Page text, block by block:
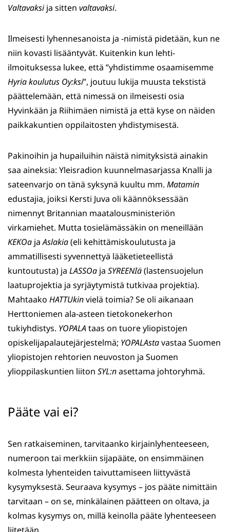
Valtavaksija sitten valtavaksi.
Ilmeisesti lyhennesanoista ja -nimistä pidetään, kun ne
niin kovasti lisääntyvät. Kuitenkin kun lehti-
ilmoituksessa lukee, että ”yhdistimme osaamisemme
Hyria koulutus Oy:ksi”, joutuu lukija muusta tekstistä
päättelemään, että nimessä on ilmeisesti osia
Hyvinkään ja Riihimäen nimistä ja että kyse on näiden
paikkakuntien oppilaitosten yhdistymisestä.
Pakinoihin ja hupailuihin näistä nimityksistä ainakin
saa aineksia: Yleisradion kuunnelmasarjassa Knalli ja
sateenvarjo on tänä syksynä kuultu mm. Matamin
edustajia, joiksi Kersti Juva oli käännöksessään
nimennyt Britannian maatalousministeriön
virkamiehet. Mutta tosielämässäkin on meneillään
KEKOa jaAslakia(eli kehittämiskoulutusta ja
ammatillisesti syvennettyä lääketieteellistä
kuntoutusta) ja LASSOa ja SYREENIä(lastensuojelun
laatuprojektia ja syrjäytymistä tutkivaa projektia).
Mahtaako HATTUkinvielä toimia? Se oli aikanaan
Herttoniemen ala-asteen tietokonekerhon
tukiyhdistys. YOPALAtaas on tuore yliopistojen
opiskelijapalautejärjestelmä; YOPALAstavastaa Suomen
yliopistojen rehtorien neuvoston ja Suomen
ylioppilaskuntien liiton SYL:nasettama johtoryhmä.
Pääte vai ei?
Sen ratkaiseminen, tarvitaanko kirjainlyhenteeseen,
numeroon tai merkkiin sijapääte, on ensimmäinen
kolmesta lyhenteiden taivuttamiseen liittyvästä
kysymyksestä. Seuraava kysymys – jos pääte nimittäin
tarvitaan – on se, minkälainen päätteen on oltava, ja
kolmas kysymys on, millä keinolla pääte lyhenteeseen